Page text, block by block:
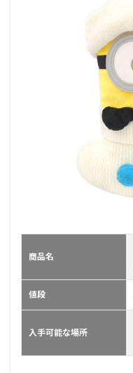
商品名
値段
入手可能な場所